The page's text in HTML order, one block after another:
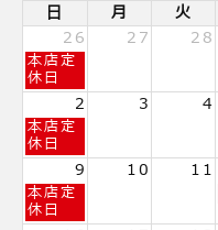
日 月 火
26
27 28
日
曜
日,
7
月
26th
本店定
休日
2 3 4
日
曜
日,
8
月
2nd
本店定
休日
9 10 11
日
曜
本店定
休日